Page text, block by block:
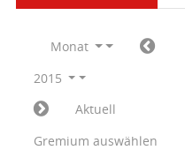
Monat
2015
Aktuell
Gremium auswählen